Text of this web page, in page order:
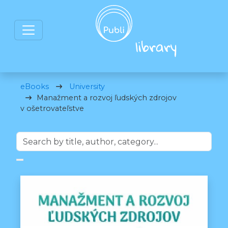
eBooks
University
Manažment a rozvoj ľudských zdrojov
v ošetrovateľstve